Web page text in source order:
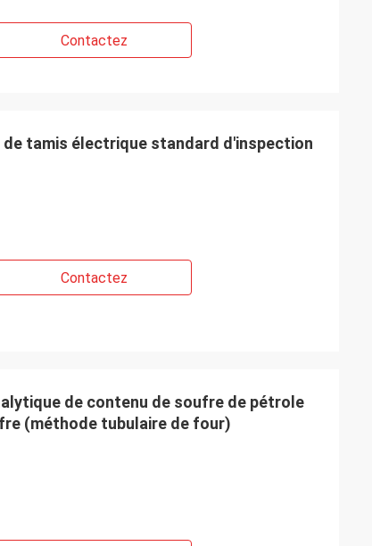
Contactez
de tamis électrique standard d'inspection
Contactez
de contenu de soufre de pétrole
(méthode tubulaire de four)